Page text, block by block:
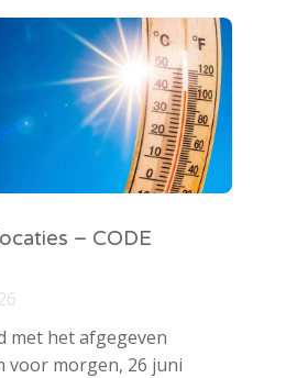
– CODE
met het afgegeven
voor morgen, 26 juni